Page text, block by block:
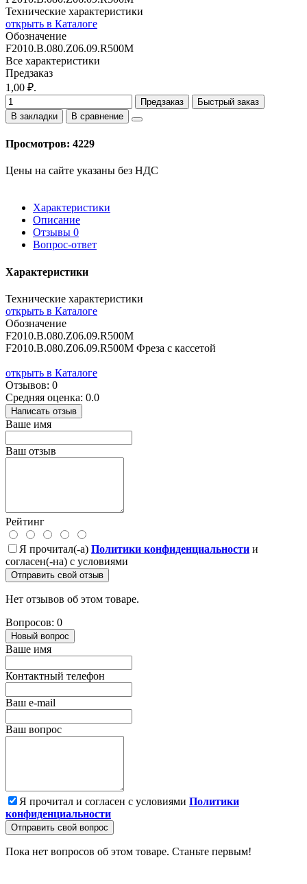
Технические характеристики
открыть в Каталоге
Обозначение
F2010.B.080.Z06.09.R500M
Все характеристики
Предзаказ
1,00 ₽.
Предзаказ
Быстрый заказ
В закладки
В сравнение
Просмотров: 4229
Цены на сайте указаны без НДС
Характеристики
Описание
Отзывы 0
Вопрос-ответ
Характеристики
Технические характеристики
открыть в Каталоге
Обозначение
F2010.B.080.Z06.09.R500M
F2010.B.080.Z06.09.R500M Фреза с кассетой
открыть в Каталоге
Отзывов: 0
Средняя оценка: 0.0
Написать отзыв
Ваше имя
Ваш отзыв
Рейтинг
Я прочитал(-а) Политики конфиденциальности и
согласен(-на) с условиями
Отправить свой отзыв
Нет отзывов об этом товаре.
Вопросов: 0
Новый вопрос
Ваше имя
Контактный телефон
Ваш e-mail
Ваш вопрос
Я прочитал и согласен с условиями Политики
конфиденциальности
Отправить свой вопрос
Пока нет вопросов об этом товаре. Станьте первым!